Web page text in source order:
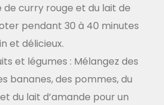
de curry rouge et du lait de
pendant 30 à 40 minutes
et délicieux.
et légumes : Mélangez des
bananes, des pommes, du
du lait d’amande pour un